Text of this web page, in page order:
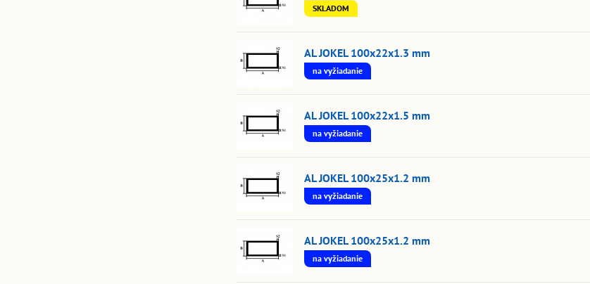
SKLADOM
AL JOKEL 100x22x1.3 mm
na vyžiadanie
AL JOKEL 100x22x1.5 mm
na vyžiadanie
AL JOKEL 100x25x1.2 mm
na vyžiadanie
AL JOKEL 100x25x1.2 mm
na vyžiadanie